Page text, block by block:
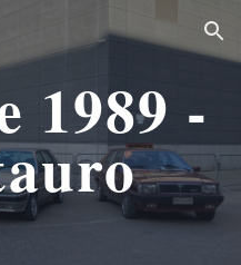
Skip to navigation
1989 -